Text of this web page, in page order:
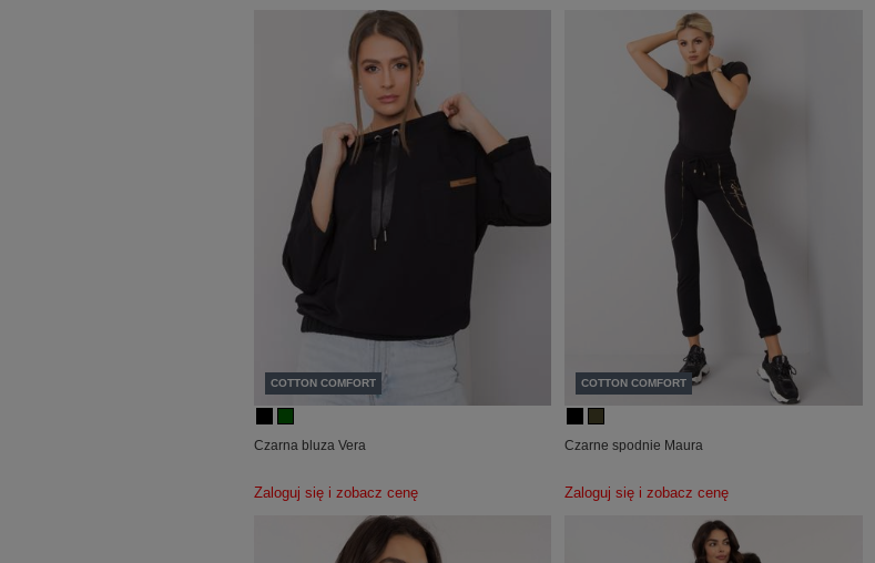
COTTON COMFORT
Czarna bluza Vera
Zaloguj się i zobacz cenę
COTTON COMFORT
Czarne spodnie Maura
Zaloguj się i zobacz cenę